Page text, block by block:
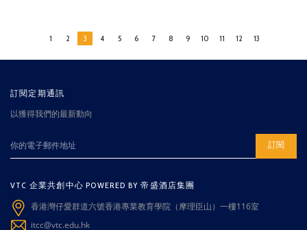
1 2 3 4 5 6 7 8 9 10 11 12 13
訂閱定期通訊
以獲得我們的最新動向
訂閱
VTC 企業共創中心 POWERED BY 帝盛酒店集團
香港灣仔愛群道六號香港專業教育學院（摩理臣山）一樓116室
itcc@vtc.edu.hk